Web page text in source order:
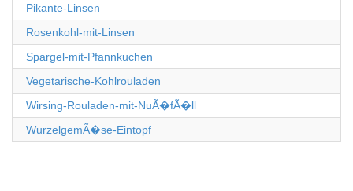
Pikante-Linsen
Rosenkohl-mit-Linsen
Spargel-mit-Pfannkuchen
Vegetarische-Kohlrouladen
Wirsing-Rouladen-mit-NuÃ�fÃ�ll
WurzelgemÃ�se-Eintopf